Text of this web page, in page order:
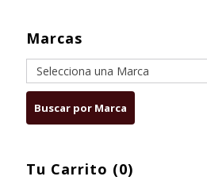
Marcas
Tu Carrito (0)